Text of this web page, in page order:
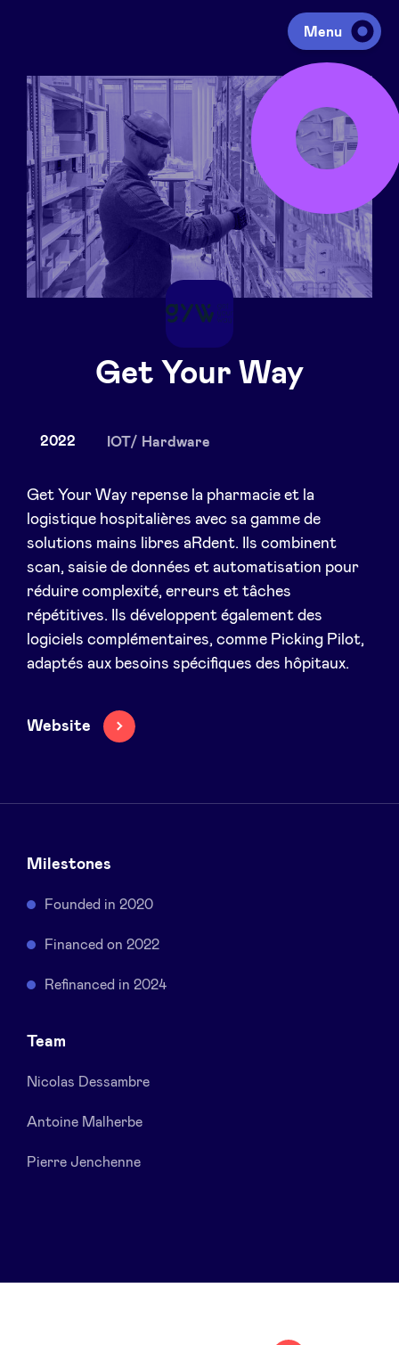
Menu
Investir
Lever des fonds
Portfolio
Agenda
À propos
Actualités
Avantages
BeAngels Academy
BeAngels Luxembourg
NXT Brussels - Groupe d'investissement
Privacy Policy
My Portofolio
Accès Dealflow investisseur
Health Expert Circle
Get Your Way
2022 IOT/ Hardware
Get Your Way repense la pharmacie et la
logistique hospitalières avec sa gamme de
solutions mains libres aRdent. Ils combinent
scan, saisie de données et automatisation pour
réduire complexité, erreurs et tâches
répétitives. Ils développent également des
logiciels complémentaires, comme Picking Pilot,
adaptés aux besoins spécifiques des hôpitaux.
Website
Milestones
Founded in 2020
Financed on 2022
Refinanced in 2024
Team
Nicolas Dessambre
Antoine Malherbe
Pierre Jenchenne